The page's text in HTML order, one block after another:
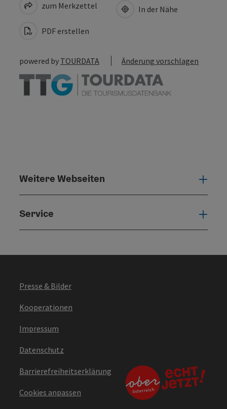
zum Merkzettel
PDF erstellen
In der Nähe
powered by TOURDATA Änderung vorschlagen
Weitere Webseiten
Service
Presse & Bilder
Kooperationen
Impressum
Datenschutz
Barrierefreiheitserklärung
Cookies anpassen